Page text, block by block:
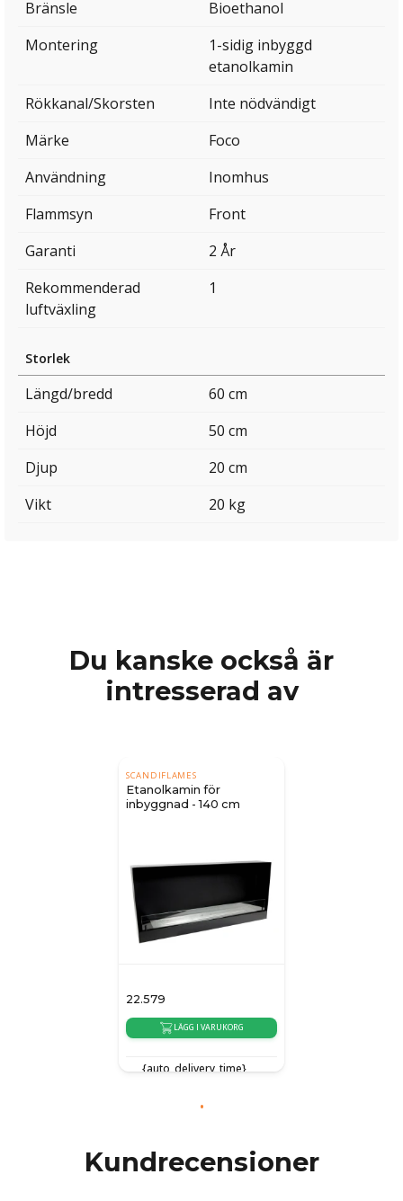
Bränsle
Bioethanol
Montering
1-sidig inbyggd
etanolkamin
Rökkanal/Skorsten
Inte nödvändigt
Märke
Foco
Användning
Inomhus
Flammsyn
Front
Garanti
2 År
Rekommenderad
luftväxling
1
Storlek
Längd/bredd
60 cm
Höjd
50 cm
Djup
20 cm
Vikt
20 kg
Du kanske också är
intresserad av
SCANDIFLAMES
Etanolkamin för
inbyggnad - 140 cm
22.579
LÄGG I VARUKORG
{auto_delivery_time}
Kundrecensioner